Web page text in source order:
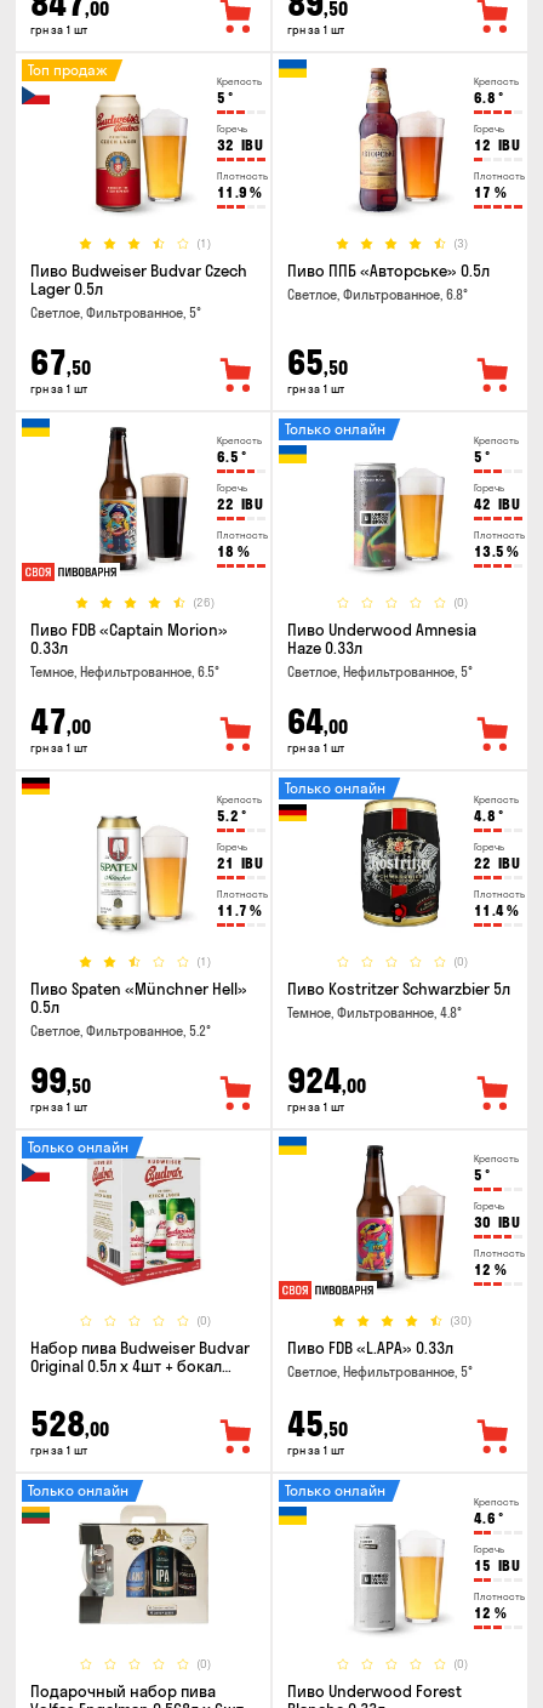
,00
грн за 1 шт
,50
грн за 1 шт
Крепость
5 °
Горечь
32 IBU
Плотность
11.9 %
(1)
Топ продаж
Пиво Budweiser Budvar Czech
Lager 0.5л
Светлое, Фильтрованное, 5°
67,50
грн за 1 шт
Крепость
6.8 °
Горечь
12 IBU
Плотность
17 %
(3)
Пиво ППБ «Авторське» 0.5л
Светлое, Фильтрованное, 6.8°
65,50
грн за 1 шт
Крепость
6.5 °
Горечь
22 IBU
Плотность
18 %
(26)
Пиво FDB «Captain Morion»
0.33л
Темное, Нефильтрованное, 6.5°
47,00
грн за 1 шт
Крепость
5 °
Горечь
42 IBU
Плотность
13.5 %
(0)
Только онлайн
Пиво Underwood Amnesia
Haze 0.33л
Светлое, Нефильтрованное, 5°
64,00
грн за 1 шт
Крепость
5.2 °
Горечь
21 IBU
Плотность
11.7 %
(1)
Пиво Spaten «Münchner Hell»
0.5л
Светлое, Фильтрованное, 5.2°
99,50
грн за 1 шт
Крепость
4.8 °
Горечь
22 IBU
Плотность
11.4%
(0)
Только онлайн
Пиво Kostritzer Schwarzbier 5л
Темное, Фильтрованное, 4.8°
924,00
грн за 1 шт
(0)
Только онлайн
Набор пива Budweiser Budvar
Original 0.5л х 4шт + бокал
528,00
грн за 1 шт
Крепость
5 °
Горечь
30 IBU
Плотность
12 %
(30)
Пиво FDB «L.APA» 0.33л
Светлое, Нефильтрованное, 5°
45,50
грн за 1 шт
(0)
Только онлайн
Подарочный набор пива
Крепость
4.6 °
Горечь
15 IBU
Плотность
12 %
(0)
Только онлайн
Пиво Underwood Forest